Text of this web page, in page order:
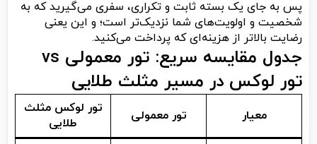
پس به جای یک بسته ثابت و تکراری، سفری می‌گیرید که به
شخصیت و اولویت‌های شما نزدیک‌تر است؛ و این یعنی
رضایت بالاتر از هزینه‌ای که پرداخت می‌کنید.
جدول مقایسه سریع: تور معمولی vs
تور لوکس در مسیر مثلث طلایی
معیار تور معمولی
تور لوکس مثلث
طلایی